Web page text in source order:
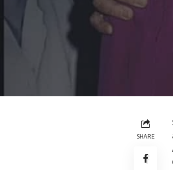
SHARE